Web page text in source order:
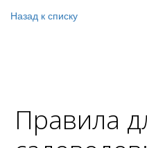
Назад к списку
Правила